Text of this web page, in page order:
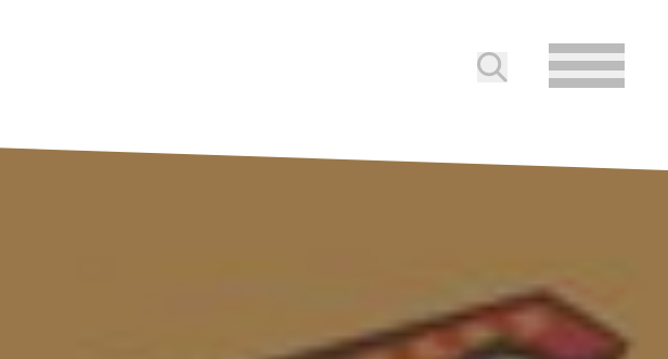
Submit search